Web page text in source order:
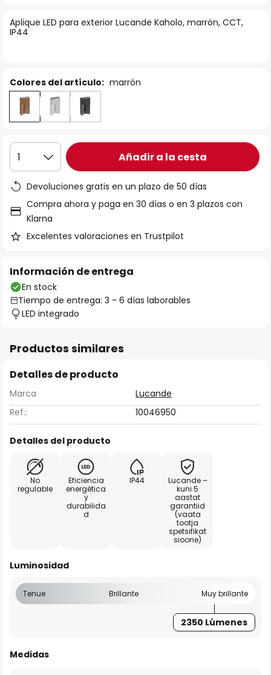
galería
de
Aplique LED para exterior Lucande Kaholo, marrón, CCT,
IP44
Colores del artículo: marrón
1 Añadir a la cesta
Devoluciones gratis en un plazo de 50 días
Compra ahora y paga en 30 días o en 3 plazos con
Klarna
Excelentes valoraciones en Trustpilot
Información de entrega
En stock
Tiempo de entrega: 3 - 6 días laborables
LED integrado
Productos similares
Detalles de producto
Marca
Lucande
Ref.:
10046950
Detalles del producto
No
regulable
Eficiencia
energética
y
durabilida
d
IP44
Lucande –
kuni 5
aastat
garantiid
(vaata
tootja
spetsifikat
sioone)
Luminosidad
Tenue Brillante Muy brillante
2350 Lúmenes
Medidas